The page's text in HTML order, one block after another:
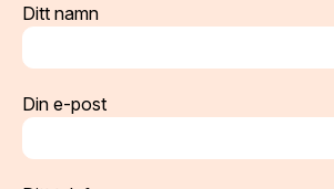
Ditt namn
Din e-post